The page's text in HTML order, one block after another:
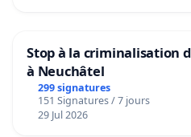
Stop à la criminalisation
à Neuchâtel
299 signatures
151 Signatures / 7 jours
29 Jul 2026